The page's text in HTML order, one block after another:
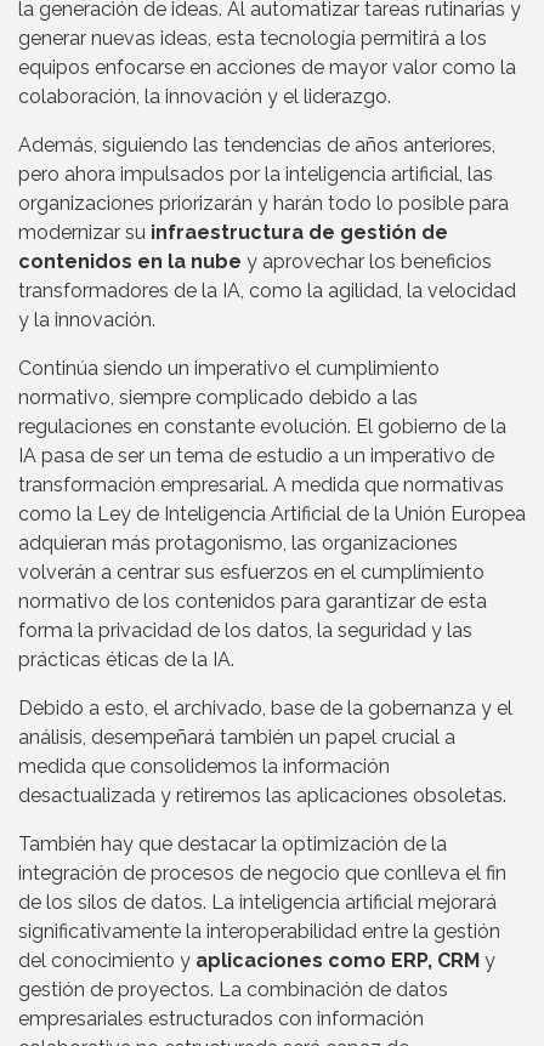
la generación de ideas. Al automatizar tareas rutinarias y
generar nuevas ideas, esta tecnología permitirá a los
equipos enfocarse en acciones de mayor valor como la
colaboración, la innovación y el liderazgo.
Además, siguiendo las tendencias de años anteriores,
pero ahora impulsados por la inteligencia artificial, las
organizaciones priorizarán y harán todo lo posible para
modernizar su infraestructura de gestión de
contenidos en la nube y aprovechar los beneficios
transformadores de la IA, como la agilidad, la velocidad
y la innovación.
Continúa siendo un imperativo el cumplimiento
normativo, siempre complicado debido a las
regulaciones en constante evolución. El gobierno de la
IA pasa de ser un tema de estudio a un imperativo de
transformación empresarial. A medida que normativas
como la Ley de Inteligencia Artificial de la Unión Europea
adquieran más protagonismo, las organizaciones
volverán a centrar sus esfuerzos en el cumplimiento
normativo de los contenidos para garantizar de esta
forma la privacidad de los datos, la seguridad y las
prácticas éticas de la IA.
Debido a esto, el archivado, base de la gobernanza y el
análisis, desempeñará también un papel crucial a
medida que consolidemos la información
desactualizada y retiremos las aplicaciones obsoletas.
También hay que destacar la optimización de la
integración de procesos de negocio que conlleva el fin
de los silos de datos. La inteligencia artificial mejorará
significativamente la interoperabilidad entre la gestión
del conocimiento y aplicaciones como ERP, CRM y
gestión de proyectos. La combinación de datos
empresariales estructurados con información